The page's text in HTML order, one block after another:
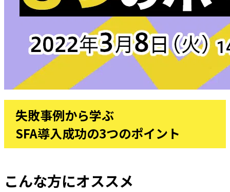
失敗事例から学ぶ
SFA導入成功の3つのポイント
こんな方にオススメ